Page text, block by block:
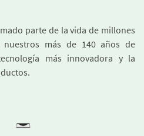
parte de la vida de millones
más de 140 años de
más innovadora y la